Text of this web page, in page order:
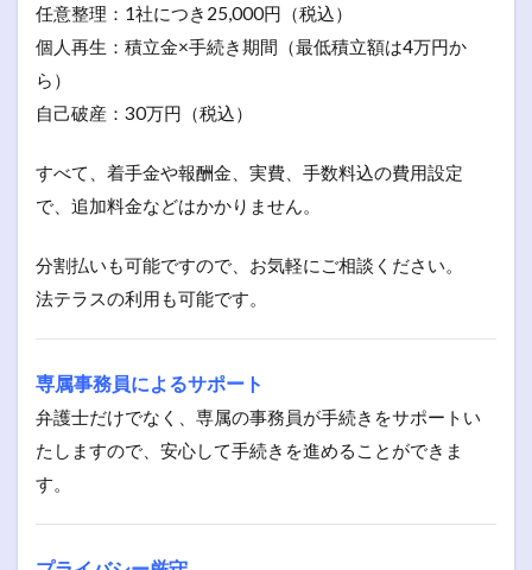
任意整理：1社につき25,000円（税込）
個人再生：積立金×手続き期間（最低積立額は4万円か
ら）
自己破産：30万円（税込）
すべて、着手金や報酬金、実費、手数料込の費用設定
で、追加料金などはかかりません。
分割払いも可能ですので、お気軽にご相談ください。
法テラスの利用も可能です。
専属事務員によるサポート
弁護士だけでなく、専属の事務員が手続きをサポートい
たしますので、安心して手続きを進めることができま
す。